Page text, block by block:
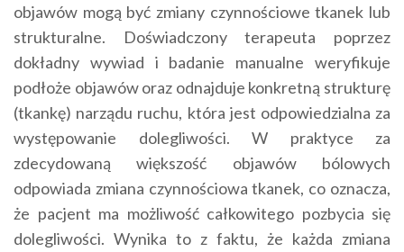
objawów mogą być zmiany czynnościowe tkanek lub
strukturalne. Doświadczony terapeuta poprzez
dokładny wywiad i badanie manualne weryfikuje
podłoże objawów oraz odnajduje konkretną strukturę
(tkankę) narządu ruchu, która jest odpowiedzialna za
występowanie dolegliwości. W praktyce za
zdecydowaną większość objawów bólowych
odpowiada zmiana czynnościowa tkanek, co oznacza,
że pacjent ma możliwość całkowitego pozbycia się
dolegliwości. Wynika to z faktu, że każda zmiana